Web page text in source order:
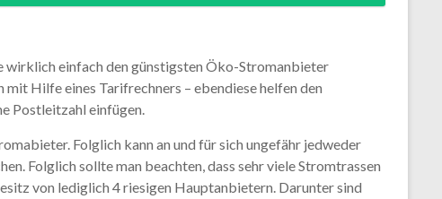
wirklich einfach den günstigsten Öko-Stromanbieter
Hilfe eines Tarifrechners – ebendiese helfen den
Postleitzahl einfügen.
Folglich kann an und für sich ungefähr jedweder
Folglich sollte man beachten, dass sehr viele Stromtrassen
von lediglich 4 riesigen Hauptanbietern. Darunter sind